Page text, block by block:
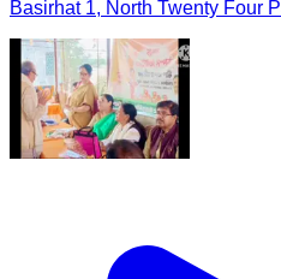
Basirhat 1, North Twenty Four